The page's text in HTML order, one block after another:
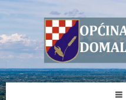
Skip
to
Skip
to
sidebar
Skip
to
sidebar
Skip
to